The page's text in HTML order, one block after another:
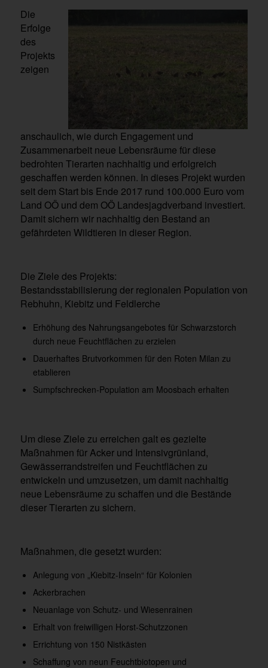
Die
Erfolge
des
Projekts
zeigen
anschaulich, wie durch Engagement und
Zusammenarbeit neue Lebensräume für diese
bedrohten Tierarten nachhaltig und erfolgreich
geschaffen werden können. In dieses Projekt wurden
seit dem Start bis Ende 2017 rund 100.000 Euro vom
Land OÖ und dem OÖ Landesjagdverband investiert.
Damit sichern wir nachhaltig den Bestand an
gefährdeten Wildtieren in dieser Region.
Die Ziele des Projekts:
Bestandsstabilisierung der regionalen Population von
Rebhuhn, Kiebitz und Feldlerche
Erhöhung des Nahrungsangebotes für Schwarzstorch
durch neue Feuchtflächen zu erzielen
Dauerhaftes Brutvorkommen für den Roten Milan zu
etablieren
Sumpfschrecken-Population am Moosbach erhalten
Um diese Ziele zu erreichen galt es gezielte
Maßnahmen für Acker und Intensivgrünland,
Gewässerrandstreifen und Feuchtflächen zu
entwickeln und umzusetzen, um damit nachhaltig
neue Lebensräume zu schaffen und die Bestände
dieser Tierarten zu sichern.
Maßnahmen, die gesetzt wurden:
Anlegung von „Kiebitz-Inseln“ für Kolonien
Ackerbrachen
Neuanlage von Schutz- und Wiesenrainen
Erhalt von freiwilligen Horst-Schutzzonen
Errichtung von 150 Nistkästen
Schaffung von neun Feuchtbiotopen und